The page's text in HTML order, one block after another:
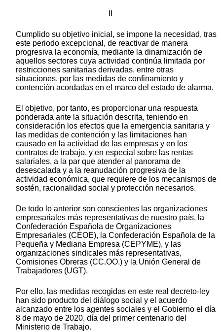
Cumplido su objetivo inicial, se impone la necesidad, tras
este periodo excepcional, de reactivar de manera
progresiva la economía, mediante la dinamización de
aquellos sectores cuya actividad continúa limitada por
restricciones sanitarias derivadas, entre otras
situaciones, por las medidas de confinamiento y
contención acordadas en el marco del estado de alarma.
El objetivo, por tanto, es proporcionar una respuesta
ponderada ante la situación descrita, teniendo en
consideración los efectos que la emergencia sanitaria y
las medidas de contención y las limitaciones han
causado en la actividad de las empresas y en los
contratos de trabajo, y en especial sobre las rentas
salariales, a la par que atender al panorama de
desescalada y a la reanudación progresiva de la
actividad económica, que requiere de los mecanismos de
sostén, racionalidad social y protección necesarios.
De todo lo anterior son conscientes las organizaciones
empresariales más representativas de nuestro país, la
Confederación Española de Organizaciones
Empresariales (CEOE), la Confederación Española de la
Pequeña y Mediana Empresa (CEPYME), y las
organizaciones sindicales más representativas,
Comisiones Obreras (CC.OO.) y la Unión General de
Trabajadores (UGT).
Por ello, las medidas recogidas en este real decreto-ley
han sido producto del diálogo social y el acuerdo
alcanzado entre los agentes sociales y el Gobierno el día
8 de mayo de 2020, día del primer centenario del
Ministerio de Trabajo.